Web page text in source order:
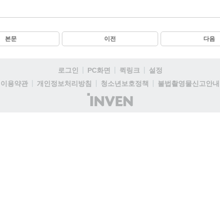
본문 이전 다음
로그인 PC화면 퀵링크
설정
이용약관
개인정보처리방침 청소년보호정책
불법촬영물신고안내
(주)
인